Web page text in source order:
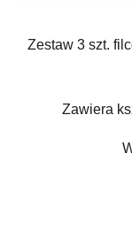
Zestaw 3 szt.
Zawiera